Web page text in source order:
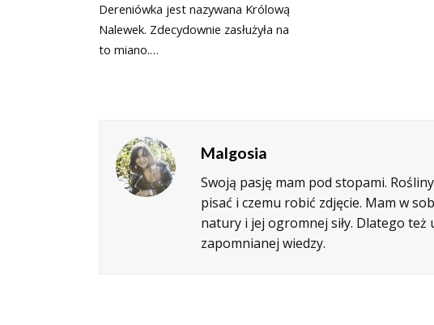
Dereniówka jest nazywana Królową
Nalewek. Zdecydownie zasłużyła na
to miano.…
Malgosia
Swoją pasję mam pod stopami.
pisać i czemu robić zdjęcie. Mam w
natury i jej ogromnej siły. Dlatego
zapomnianej wiedzy.